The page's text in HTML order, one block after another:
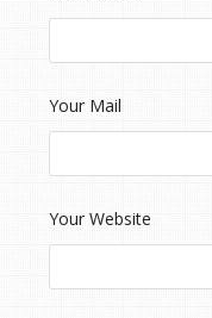
Your Mail
Your Website